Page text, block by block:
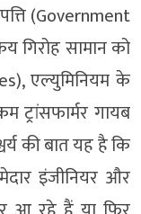
(Government
गिरोह सामान को
एल्युमिनियम के
गायब
की बात यह है कि
इंजीनियर और